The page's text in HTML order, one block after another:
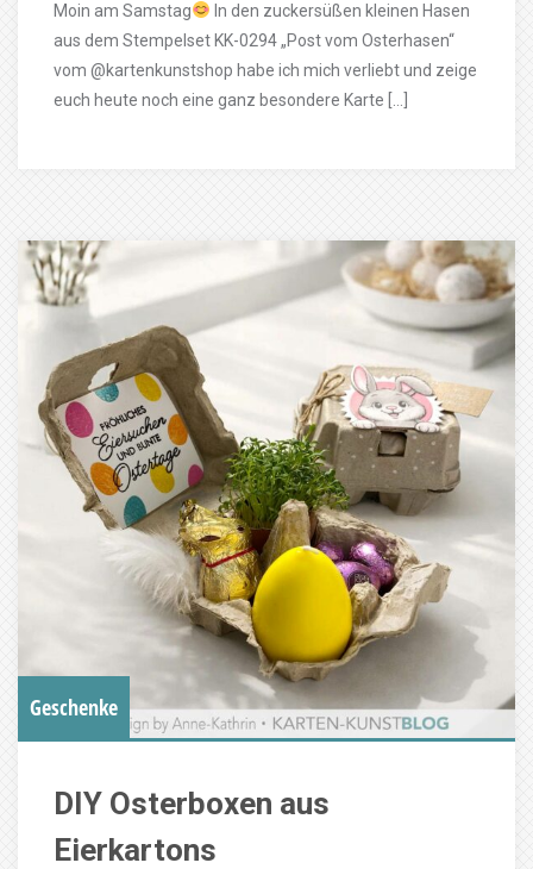
Moin am Samstag
In den zuckersüßen kleinen Hasen
aus dem Stempelset KK-0294 „Post vom Osterhasen“
vom @kartenkunstshop habe ich mich verliebt und zeige
euch heute noch eine ganz besondere Karte […]
Geschenke
DIY Osterboxen aus
Eierkartons